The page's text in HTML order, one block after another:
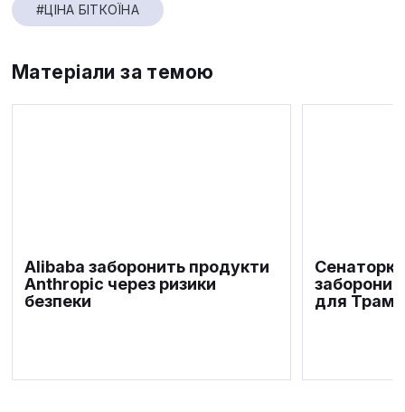
#ЦІНА БІТКОЇНА
Матеріали за темою
Alibaba заборонить продукти
Anthropic через ризики
безпеки
для